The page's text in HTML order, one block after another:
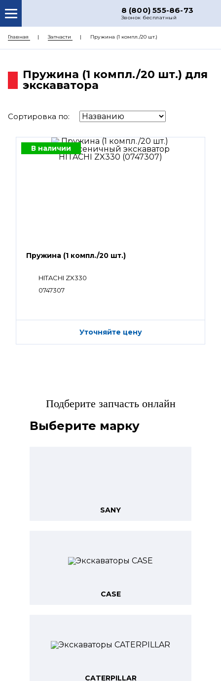
8 (800) 555-86-73
Звонок бесплатный
О НАС
РЕМОНТ
ДОСТАВКА
ЦЕНЫ
Главная Запчасти Пружина (1 компл./20 шт.)
Пружина (1 компл./20 шт.) для
экскаватора
Сортировка по:
В наличии
Пружина (1 компл./20 шт.)
HITACHI ZX330
0747307
Уточняйте цену
Подберите запчасть онлайн
Выберите марку
SANY
CASE
CATERPILLAR